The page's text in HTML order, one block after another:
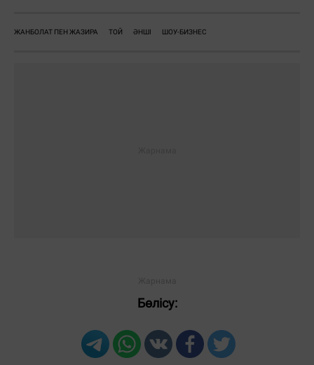
ЖАНБОЛАТ ПЕН ЖАЗИРА ТОЙ ӘНШІ ШОУ-БИЗНЕС
Бөлісу: